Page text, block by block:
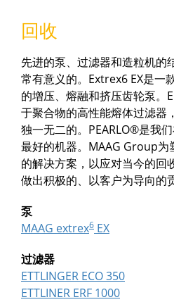
回收
先进的泵、过滤器和造粒机的
常有意义的。Extrex6 EX是一
的增压、熔融和挤压齿轮泵。
于聚合物的高性能熔体过滤器
独一无二的。PEARLO®是我
最好的机器。MAAG Group为
的解决方案，以应对当今的回
做出积极的、以客户为导向的
泵
MAAG extrex6 EX
过滤器
ETTLINGER ECO 350
ETTLINER ERF 1000